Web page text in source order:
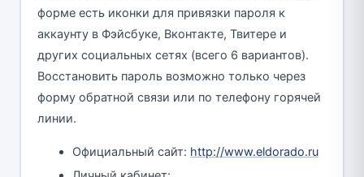
форме есть иконки для привязки пароля к
аккаунту в Фэйсбуке, Вконтакте, Твитере и
других социальных сетях (всего 6 вариантов).
Восстановить пароль возможно только через
форму обратной связи или по телефону горячей
линии.
Официальный сайт: http://www.eldorado.ru